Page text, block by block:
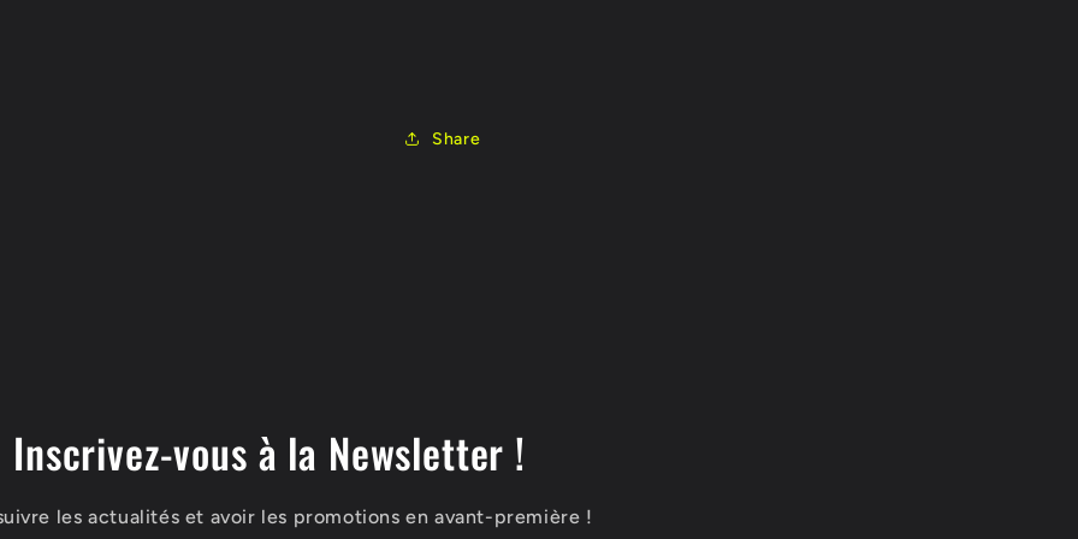
Share
Inscrivez-vous à la Newsletter !
les actualités et avoir les promotions en avant-première !